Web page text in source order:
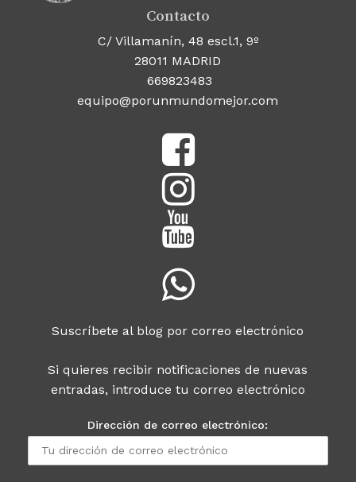
Contacto
C/ Villamanín, 48 escl.1, 9º
28011 MADRID
669823483
equipo@porunmundomejor.com
Suscríbete al blog por correo electrónico
Si quieres recibir notificaciones de nuevas
entradas, introduce tu correo electrónico
Dirección de correo electrónico: